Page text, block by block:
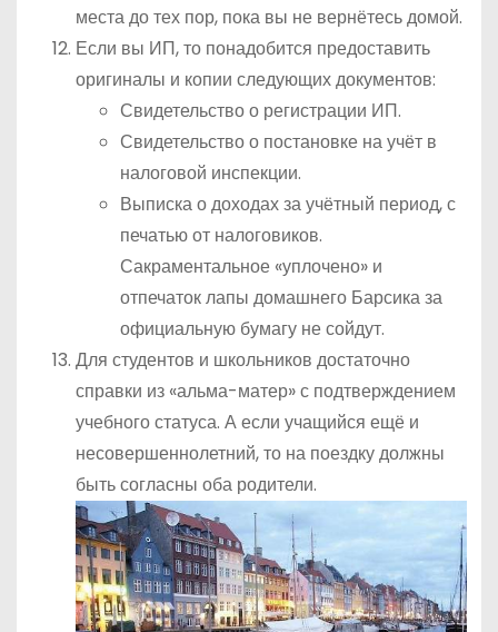
места до тех пор, пока вы не вернётесь домой.
Если вы ИП, то понадобится предоставить
оригиналы и копии следующих документов:
Свидетельство о регистрации ИП.
Свидетельство о постановке на учёт в
налоговой инспекции.
Выписка о доходах за учётный период, с
печатью от налоговиков.
Сакраментальное «уплочено» и
отпечаток лапы домашнего Барсика за
официальную бумагу не сойдут.
Для студентов и школьников достаточно
справки из «альма-матер» с подтверждением
учебного статуса. А если учащийся ещё и
несовершеннолетний, то на поездку должны
быть согласны оба родители.